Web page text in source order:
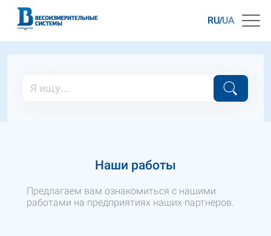
RU UA
Наши работы
Предлагаем вам ознакомиться с нашими
работами на предприятиях наших партнеров.